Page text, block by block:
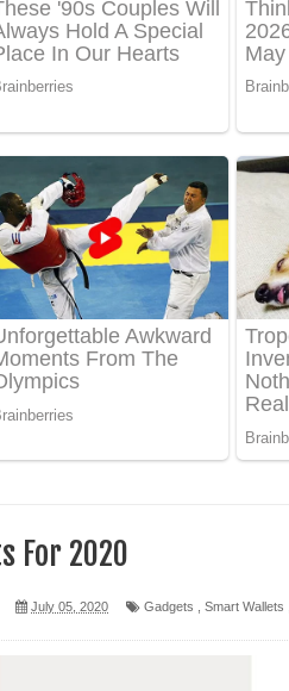
For 2020
July 05, 2020 Gadgets Smart Wallets